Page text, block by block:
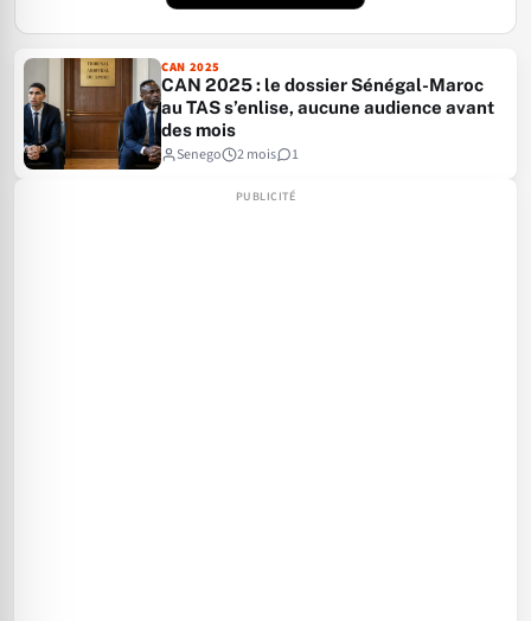
CAN 2025
CAN 2025 : le dossier Sénégal-Maroc
au TAS s’enlise, aucune audience avant
des mois
Senego
2 mois 1